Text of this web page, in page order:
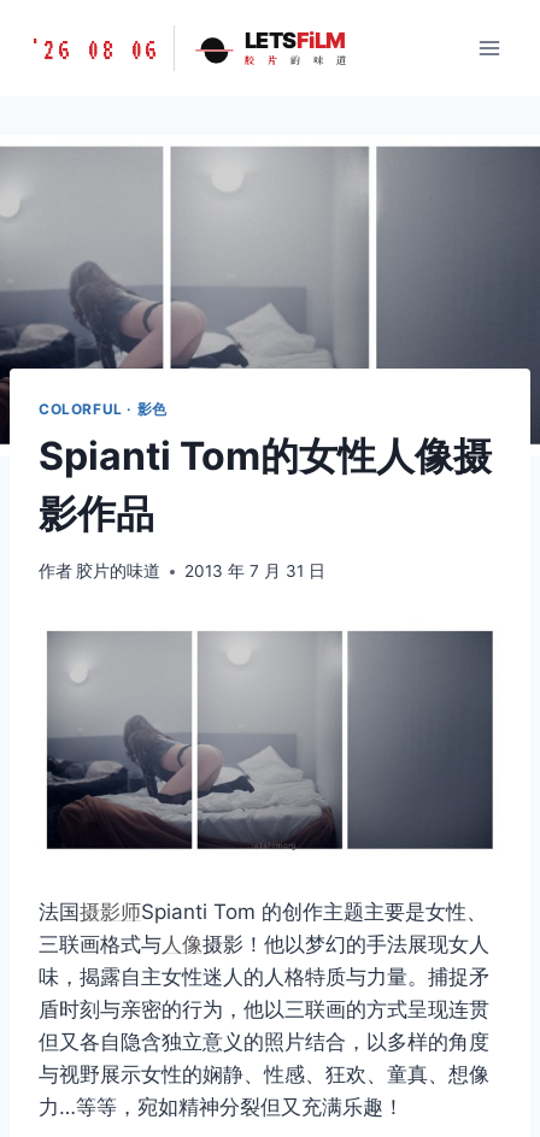
胶
'26 08 06 LETSFiLM
胶 片 的 味 道
COLORFUL · 影色
Spianti Tom的女性人像摄
影作品
作者 胶片的味道 2013 年 7 月 31 日
法国摄影师Spianti Tom 的创作主题主要是女性、
三联画格式与 人像摄影！他以梦幻的手法展现女人
味，揭露自主女性迷人的人格特质与力量。捕捉矛
盾时刻与亲密的行为，他以三联画的方式呈现连贯
但又各自隐含独立意义的照片结合，以多样的角度
与视野展示女性的娴静、性感、狂欢、童真、想像
力…等等，宛如精神分裂但又充满乐趣！